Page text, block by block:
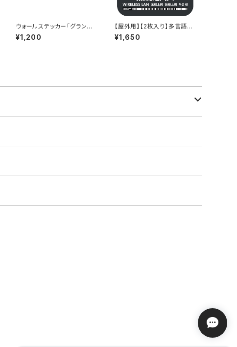
ウォールステッカー「グランド
水族館」 - 290x97mm - W
ow 3D Museum Entrance
¥1,200
【屋外用】【2枚入り】多言語標
識「無線LAN」- 150x150m
m/5言語/新JIS対応/スマホ
¥1,650